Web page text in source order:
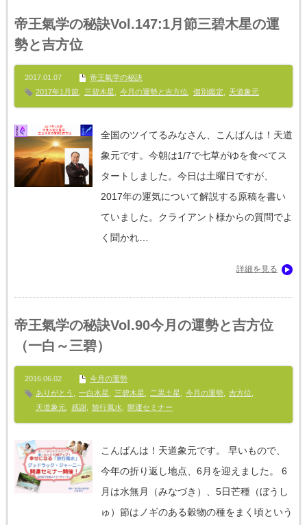
帝王氣学の秘訣Vol.147:1月節三碧木星の運
勢と吉方位
2017.01.07
帝王氣学の秘訣
2017年1月節
三碧木星 今月の運勢と吉方位 個別鑑定 天道象元
全国のツイてるみなさん、こんばんは！天道
象元です。今朝は1/7で七草がゆを食べてス
タートしました。今日は土曜日ですが、
2017年の運気について解説する原稿を書い
ていました。クライアント様からの質問でよ
く聞かれ…
詳細を見る
帝王氣学の秘訣Vol.90今月の運勢と吉方位
（一白～三碧）
2016.06.02
今月の運勢
ありがとう
一白水星 三碧木星 二黒土星 今月の運勢 吉方位
天道象元
感謝 旅行風水 開運セミナー
こんばんは！天道象元です。 早いもので、
今年の折り返し地点、6月を迎えました。 6
月は水無月（みなづき）、5日芒種（ぼうし
ゅ）節はノギのある穀物の種をまく頃という